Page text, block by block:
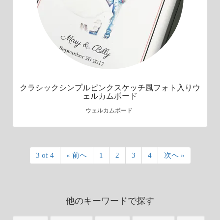
クラシックシンプルピンクスケッチ風フォト入りウ
ェルカムボード
ウェルカムボード
3 of 4 « 前へ 1 2 3 4 次へ »
他のキーワードで探す